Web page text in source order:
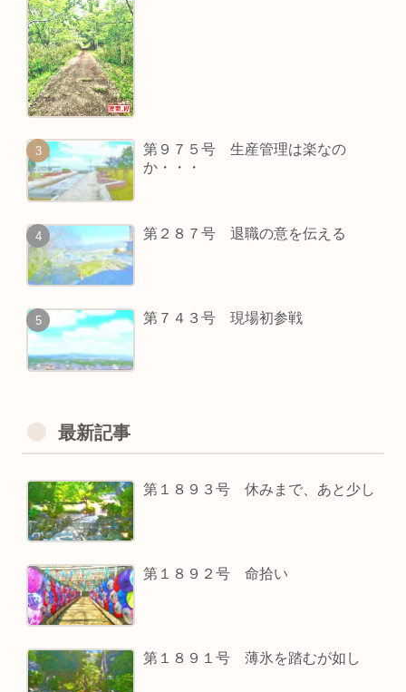
第９７５号 生産管理は楽なの
か・・・
第２８７号 退職の意を伝える
第７４３号 現場初参戦
最新記事
第１８９３号 休みまで、あと少し
第１８９２号 命拾い
第１８９１号 薄氷を踏むが如し